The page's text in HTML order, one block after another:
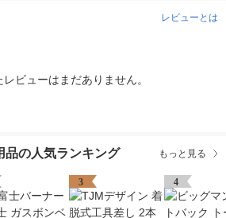
レビューとは
ビューはまだありません。
品の人気ランキング もっと見る
3 4